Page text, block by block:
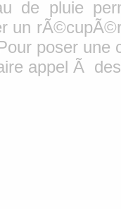
de pluie
un
poser
appel Ã